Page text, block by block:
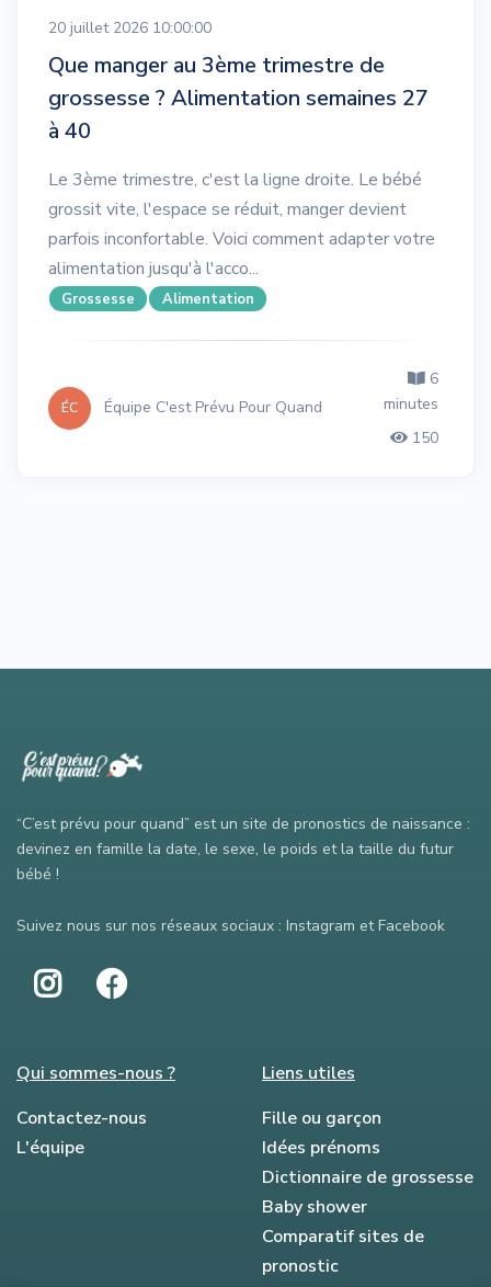
20 juillet 2026 10:00:00
Que manger au 3ème trimestre de
grossesse ? Alimentation semaines 27
à 40
Le 3ème trimestre, c'est la ligne droite. Le bébé
grossit vite, l'espace se réduit, manger devient
parfois inconfortable. Voici comment adapter votre
alimentation jusqu'à l'acco...
Grossesse Alimentation
ÉC Équipe C'est Prévu Pour Quand
6
minutes
150
“C’est prévu pour quand” est un site de pronostics de naissance :
devinez en famille la date, le sexe, le poids et la taille du futur
bébé !
Suivez nous sur nos réseaux sociaux : Instagram et Facebook
Qui sommes-nous ?
Contactez-nous
L'équipe
Liens utiles
Fille ou garçon
Idées prénoms
Dictionnaire de grossesse
Baby shower
Comparatif sites de
pronostic